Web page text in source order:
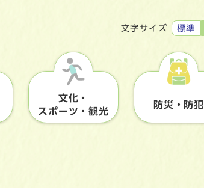
文字サイズ 標準
文化・
スポーツ・観光
防災・防犯